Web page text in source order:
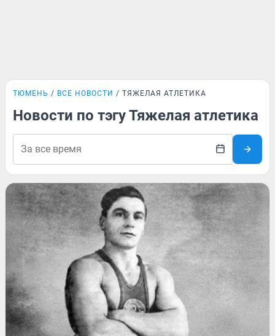
ТЮМЕНЬ ВСЕ НОВОСТИ ТЯЖЕЛАЯ АТЛЕТИКА
Новости по тэгу Тяжелая атлетика